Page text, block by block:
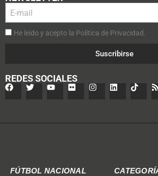
He leído y acepto la Política de Privacidad.
Suscribirse
REDES SOCIALES
FÚTBOL NACIONAL